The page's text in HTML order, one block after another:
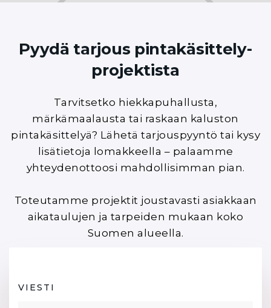
Pyydä tarjous pintakäsittely­­­
projektista
Tarvitsetko hiekkapuhallusta,
märkämaalausta tai raskaan kaluston
pintakäsittelyä? Lähetä tarjouspyyntö tai kysy
lisätietoja lomakkeella – palaamme
yhteydenottoosi mahdollisimman pian.
Toteutamme projektit joustavasti asiakkaan
aikataulujen ja tarpeiden mukaan koko
Suomen alueella.
VIESTI